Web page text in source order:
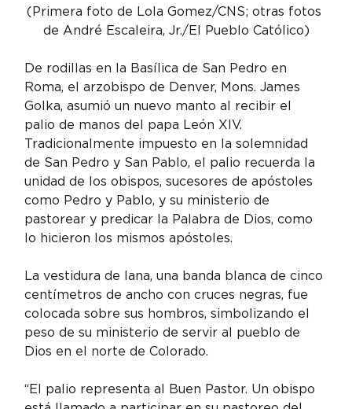
(Primera foto de Lola Gomez/CNS; otras fotos
de André Escaleira, Jr./El Pueblo Católico)
De rodillas en la Basílica de San Pedro en
Roma, el arzobispo de Denver, Mons. James
Golka, asumió un nuevo manto al recibir el
palio de manos del papa León XIV.
Tradicionalmente impuesto en la solemnidad
de San Pedro y San Pablo, el palio recuerda la
unidad de los obispos, sucesores de apóstoles
como Pedro y Pablo, y su ministerio de
pastorear y predicar la Palabra de Dios, como
lo hicieron los mismos apóstoles.
La vestidura de lana, una banda blanca de cinco
centímetros de ancho con cruces negras, fue
colocada sobre sus hombros, simbolizando el
peso de su ministerio de servir al pueblo de
Dios en el norte de Colorado.
“El palio representa al Buen Pastor. Un obispo